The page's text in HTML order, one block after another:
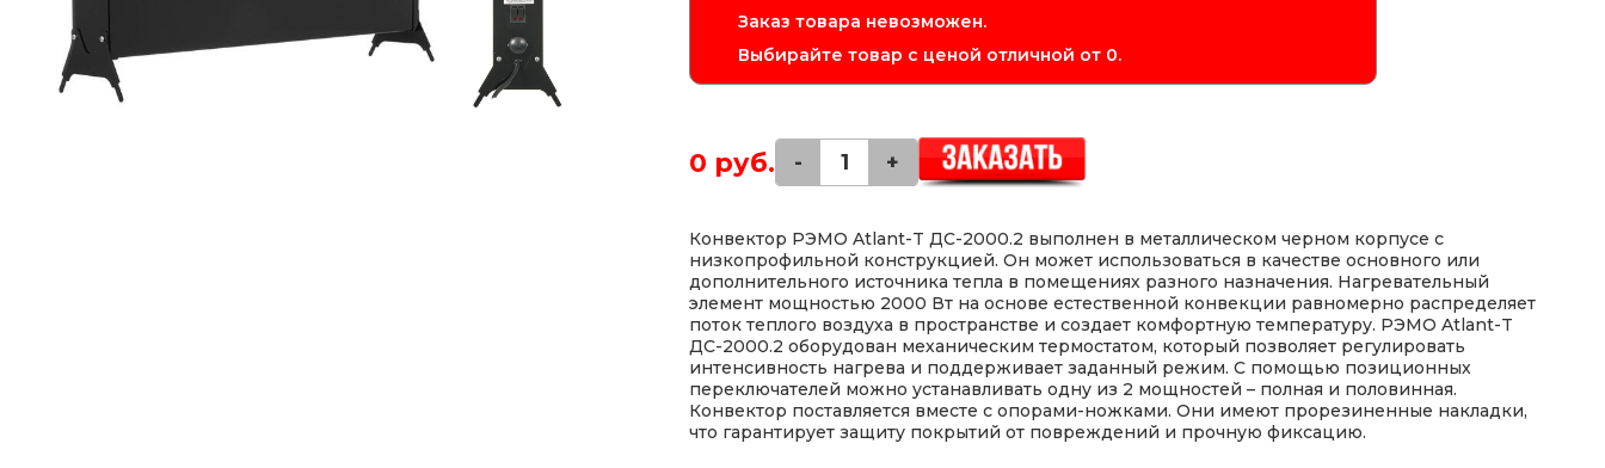
Заказ товара невозможен.
Выбирайте товар с ценой отличной от 0.
0 руб. - +
Конвектор РЭМО Atlant-T ДС-2000.2 выполнен в металлическом черном корпусе с
низкопрофильной конструкцией. Он может использоваться в качестве основного или
дополнительного источника тепла в помещениях разного назначения. Нагревательный
элемент мощностью 2000 Вт на основе естественной конвекции равномерно распределяет
поток теплого воздуха в пространстве и создает комфортную температуру. РЭМО Atlant-T
ДС-2000.2 оборудован механическим термостатом, который позволяет регулировать
интенсивность нагрева и поддерживает заданный режим. С помощью позиционных
переключателей можно устанавливать одну из 2 мощностей – полная и половинная.
Конвектор поставляется вместе с опорами-ножками. Они имеют прорезиненные накладки,
что гарантирует защиту покрытий от повреждений и прочную фиксацию.